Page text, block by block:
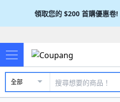
領取您的 $200 首購優惠卷!
全部